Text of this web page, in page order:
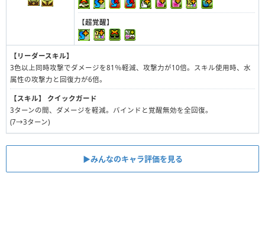
【超覚醒】
【リーダースキル】
3色以上同時攻撃でダメージを81％軽減、攻撃力が10倍。スキル使用時、水
属性の攻撃力と回復力が6倍。
【スキル】
クイックガード
3ターンの間、ダメージを軽減。バインドと覚醒無効を全回復。
(7→3ターン)
▶︎みんなのキャラ評価を見る